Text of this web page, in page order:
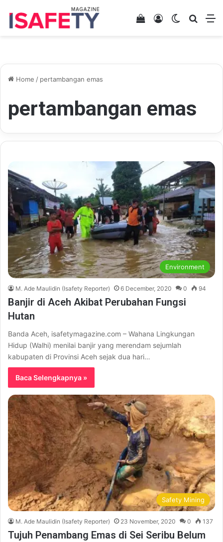
Switch skin
Log In
View your
Home / pertambangan emas
pertambangan emas
Environment
M. Ade Maulidin (Isafety Reporter) 6 December, 2020 0 94
Banjir di Aceh Akibat Perubahan Fungsi
Hutan
Banda Aceh, isafetymagazine.com – Wahana Lingkungan
Hidup (Walhi) menilai banjir yang merendam sejumlah
kabupaten di Provinsi Aceh sejak dua hari…
Baca Selengkapnya »
Safety Mining
M. Ade Maulidin (Isafety Reporter) 23 November, 2020 0 137
Tujuh Penambang Emas di Sei Seribu Belum